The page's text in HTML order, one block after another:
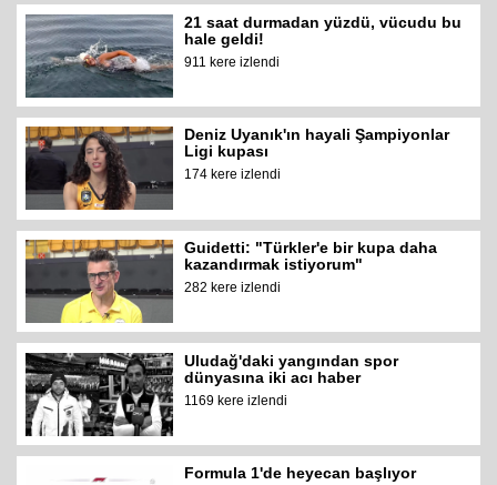
21 saat durmadan yüzdü, vücudu bu
hale geldi!
911 kere izlendi
Deniz Uyanık'ın hayali Şampiyonlar
Ligi kupası
174 kere izlendi
Guidetti: "Türkler'e bir kupa daha
kazandırmak istiyorum"
282 kere izlendi
Uludağ'daki yangından spor
dünyasına iki acı haber
1169 kere izlendi
Formula 1'de heyecan başlıyor